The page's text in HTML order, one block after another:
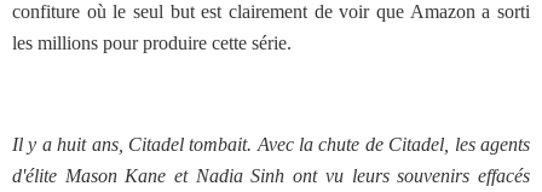
confiture où le seul but est clairement de voir que Amazon a sorti
les millions pour produire cette série.
Il y a huit ans, Citadel tombait. Avec la chute de Citadel, les agents
d'élite Mason Kane et Nadia Sinh ont vu leurs souvenirs effacés